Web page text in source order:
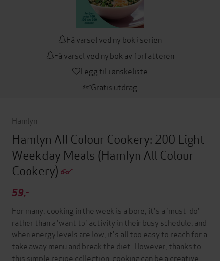
Få varsel ved ny bok i serien
Få varsel ved ny bok av forfatteren
Legg til i ønskeliste
Gratis utdrag
Hamlyn
Hamlyn All Colour Cookery: 200 Light
Weekday Meals (Hamlyn All Colour
Cookery)
59,-
For many, cooking in the week is a bore; it's a 'must-do'
rather than a 'want to' activity in their busy schedule, and
when energy levels are low, it's all too easy to reach for a
take away menu and break the diet. However, thanks to
this simple recipe collection, cooking can be a creative,